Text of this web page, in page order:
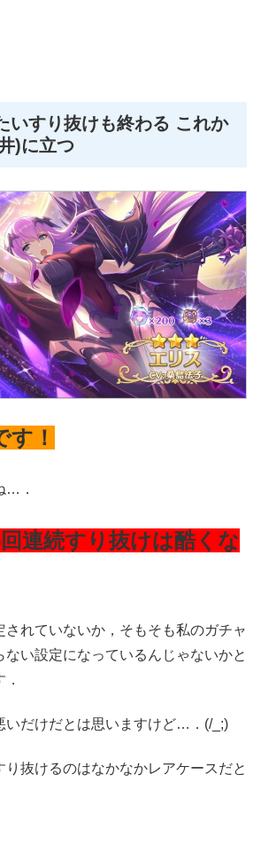
すり抜けも終わる これか
)に立つ
す！
…．
連続すり抜けは酷くな
されていないか，そもそも私のガチャ
ない設定になっているんじゃないかと
いだけだとは思いますけど…．(/_;)
り抜けるのはなかなかレアケースだと